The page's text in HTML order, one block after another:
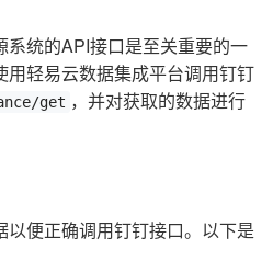
统的API接口是至关重要的一
用轻易云数据集成平台调用钉钉
get ，并对获取的数据进行
便正确调用钉钉接口。以下是